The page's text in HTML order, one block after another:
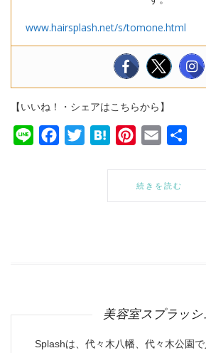
www.hairsplash.net/s/tomone.html
【いいね！・シェアはこちらから】
Line FacebookTwitterHatenaPinterest
Email
続きを読む
美容室スプラッシ
Splashは、代々木八幡、代々木公園